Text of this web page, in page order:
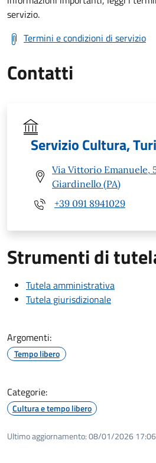
servizio.
Termini e condizioni di servizio
Contatti
Servizio Cultura,
Via Vittorio Emanuele,
Giardinello (PA)
+39 091 8941029
Strumenti di
Tutela amministrativa
Tutela giurisdizionale
Argomenti:
Tempo libero
Categorie:
Cultura e tempo libero
Ultimo aggiornamento:08/01/2026